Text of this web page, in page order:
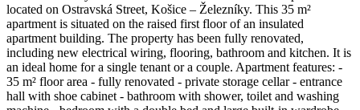
located on Ostravská Street, Košice – Železníky. This 35 m²
apartment is situated on the raised first floor of an insulated
apartment building. The property has been fully renovated,
including new electrical wiring, flooring, bathroom and kitchen. It is
an ideal home for a single tenant or a couple. Apartment features: -
35 m² floor area - fully renovated - private storage cellar - entrance
hall with shoe cabinet - bathroom with shower, toilet and washing